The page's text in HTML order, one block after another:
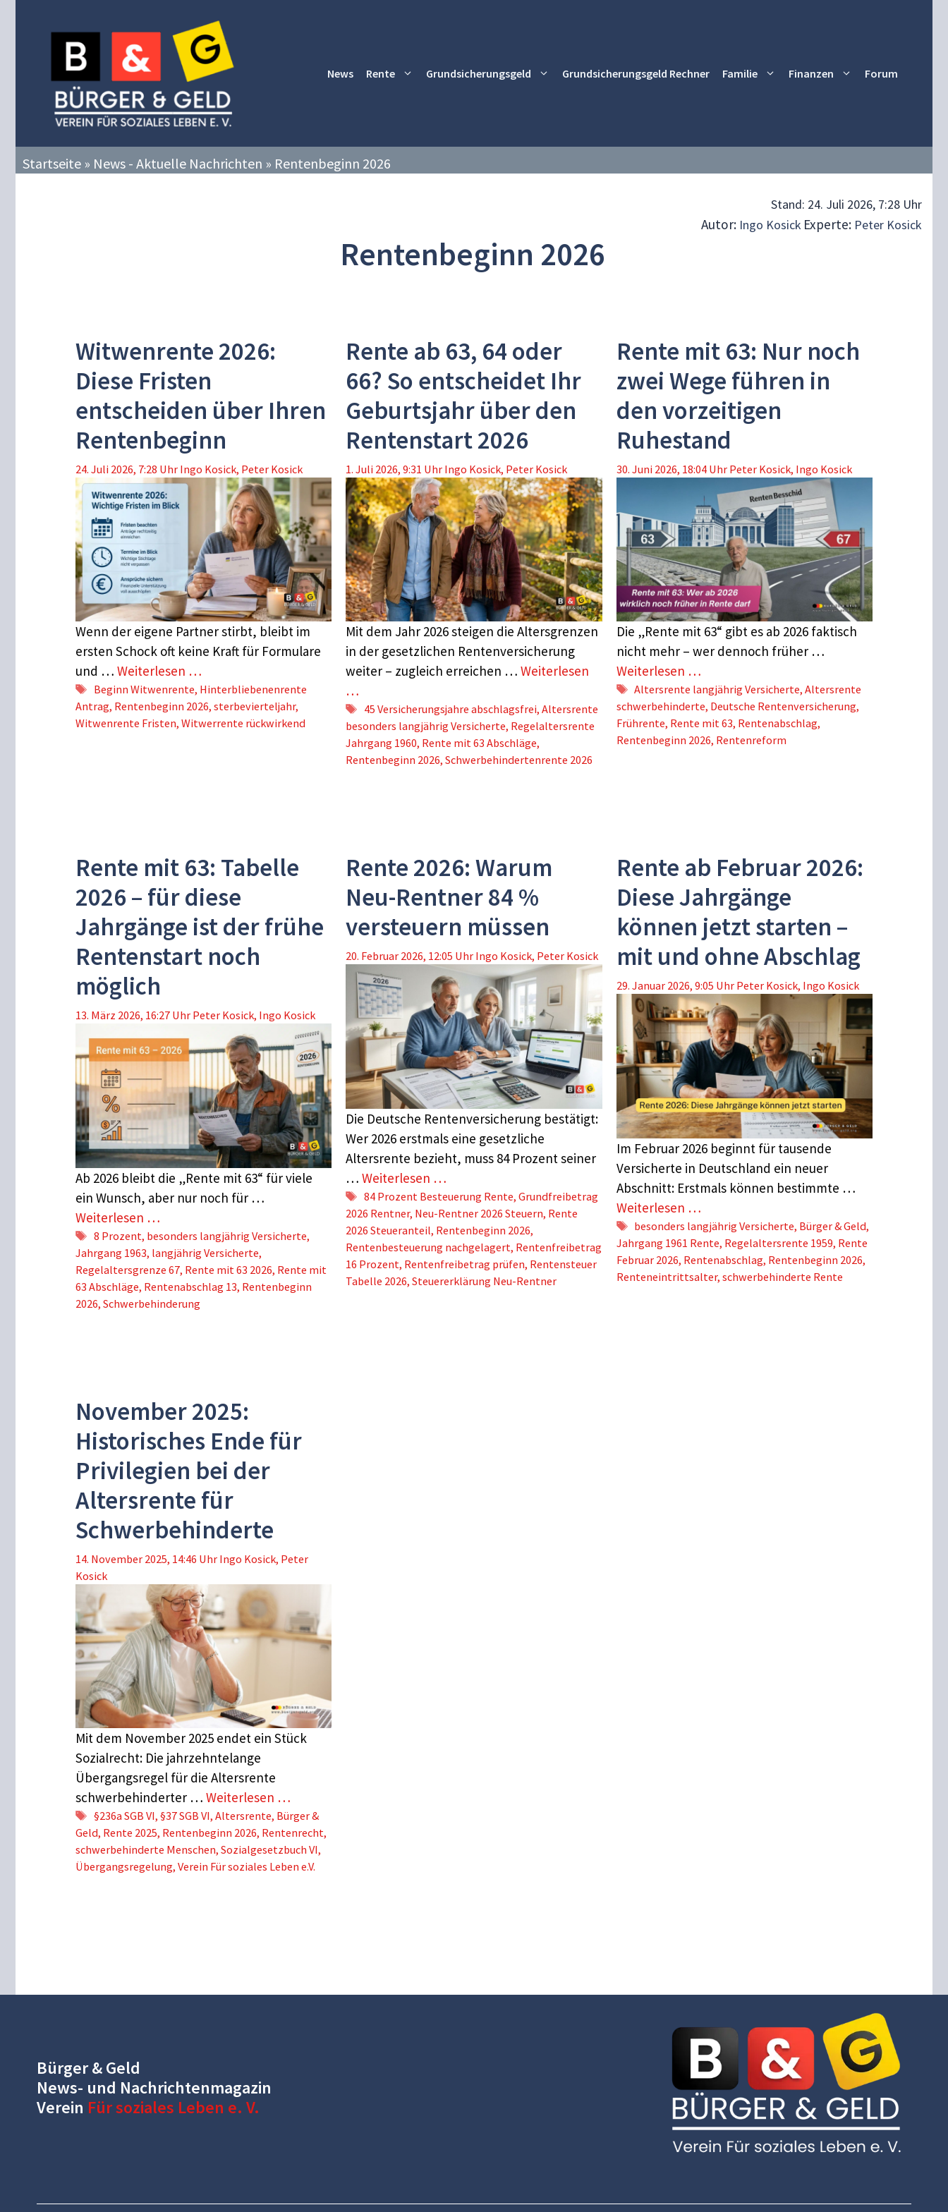
News Rente Grundsicherungsgeld Grundsicherungsgeld Rechner Familie Finanzen Forum
Startseite » News - Aktuelle Nachrichten » Rentenbeginn 2026
Stand: 24. Juli 2026, 7:28 Uhr
Autor: Ingo Kosick Experte: Peter Kosick
Rentenbeginn 2026
Witwenrente 2026:
Diese Fristen
entscheiden über Ihren
Rentenbeginn
24. Juli 2026, 7:28 Uhr Ingo Kosick, Peter Kosick
Wenn der eigene Partner stirbt, bleibt im
ersten Schock oft keine Kraft für Formulare
und … Weiterlesen …
Schlagwörter
Beginn Witwenrente, Hinterbliebenenrente
Antrag, Rentenbeginn 2026, sterbevierteljahr,
Witwenrente Fristen, Witwerrente rückwirkend
Rente ab 63, 64 oder
66? So entscheidet Ihr
Geburtsjahr über den
Rentenstart 2026
1. Juli 2026, 9:31 Uhr Ingo Kosick, Peter Kosick
Mit dem Jahr 2026 steigen die Altersgrenzen
in der gesetzlichen Rentenversicherung
weiter – zugleich erreichen …Weiterlesen
…
Schlagwörter
45 Versicherungsjahre abschlagsfrei,Altersrente
besonders langjährig Versicherte, Regelaltersrente
Jahrgang 1960, Rente mit 63 Abschläge,
Rentenbeginn 2026,Schwerbehindertenrente 2026
Rente mit 63: Nur noch
zwei Wege führen in
den vorzeitigen
Ruhestand
30. Juni 2026, 18:04 Uhr Peter Kosick, Ingo Kosick
Die „Rente mit 63“ gibt es ab 2026 faktisch
nicht mehr – wer dennoch früher …
Weiterlesen …
Schlagwörter
Altersrente langjährig Versicherte,Altersrente
schwerbehinderte, Deutsche Rentenversicherung,
Frührente, Rente mit 63, Rentenabschlag,
Rentenbeginn 2026, Rentenreform
Rente mit 63: Tabelle
2026 – für diese
Jahrgänge ist der frühe
Rentenstart noch
möglich
13. März 2026, 16:27 Uhr Peter Kosick, Ingo Kosick
Ab 2026 bleibt die „Rente mit 63“ für viele
ein Wunsch, aber nur noch für …
Weiterlesen …
Schlagwörter
8 Prozent, besonders langjährig Versicherte,
Jahrgang 1963, langjährig Versicherte,
Regelaltersgrenze 67, Rente mit 63 2026, Rente mit
63 Abschläge, Rentenabschlag 13, Rentenbeginn
2026, Schwerbehinderung
Rente 2026: Warum
Neu-Rentner 84 %
versteuern müssen
20. Februar 2026, 12:05 Uhr Ingo Kosick, Peter Kosick
Die Deutsche Rentenversicherung bestätigt:
Wer 2026 erstmals eine gesetzliche
Altersrente bezieht, muss 84 Prozent seiner
…Weiterlesen …
Schlagwörter
84 Prozent Besteuerung Rente,Grundfreibetrag
2026 Rentner, Neu-Rentner 2026 Steuern, Rente
2026 Steueranteil, Rentenbeginn 2026,
Rentenbesteuerung nachgelagert, Rentenfreibetrag
16 Prozent, Rentenfreibetrag prüfen, Rentensteuer
Tabelle 2026,Steuererklärung Neu-Rentner
Rente ab Februar 2026:
Diese Jahrgänge
können jetzt starten –
mit und ohne Abschlag
29. Januar 2026, 9:05 Uhr Peter Kosick, Ingo Kosick
Im Februar 2026 beginnt für tausende
Versicherte in Deutschland ein neuer
Abschnitt: Erstmals können bestimmte …
Weiterlesen …
Schlagwörter
besonders langjährig Versicherte, Bürger & Geld,
Jahrgang 1961 Rente, Regelaltersrente 1959, Rente
Februar 2026, Rentenabschlag, Rentenbeginn 2026,
Renteneintrittsalter, schwerbehinderte Rente
November 2025:
Historisches Ende für
Privilegien bei der
Altersrente für
Schwerbehinderte
14. November 2025, 14:46 Uhr Ingo Kosick, Peter
Kosick
Mit dem November 2025 endet ein Stück
Sozialrecht: Die jahrzehntelange
Übergangsregel für die Altersrente
schwerbehinderter … Weiterlesen …
Schlagwörter
§236a SGB VI, §37 SGB VI, Altersrente, Bürger &
Geld, Rente 2025, Rentenbeginn 2026, Rentenrecht,
schwerbehinderte Menschen, Sozialgesetzbuch VI,
Übergangsregelung, Verein Für soziales Leben e.V.
Bürger & Geld
News- und Nachrichtenmagazin
Verein Für soziales Leben e. V.